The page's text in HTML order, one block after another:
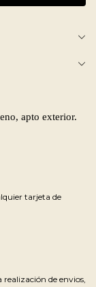
apto exterior.
tarjeta de
de envios,